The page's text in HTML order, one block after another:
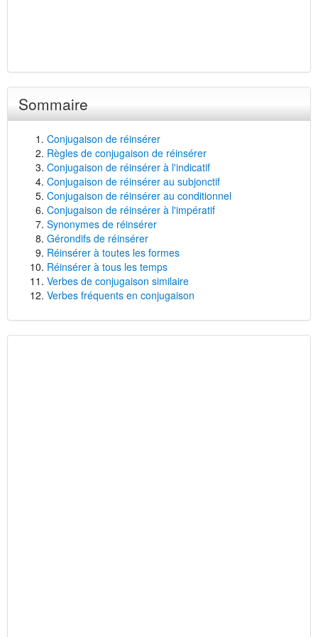
Sommaire
Conjugaison de réinsérer
Règles de conjugaison de réinsérer
Conjugaison de réinsérer à l'indicatif
Conjugaison de réinsérer au subjonctif
Conjugaison de réinsérer au conditionnel
Conjugaison de réinsérer à l'impératif
Synonymes de réinsérer
Gérondifs de réinsérer
Réinsérer à toutes les formes
Réinsérer à tous les temps
Verbes de conjugaison similaire
Verbes fréquents en conjugaison